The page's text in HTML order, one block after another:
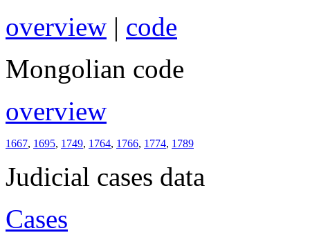
overview | code
Mongolian code
overview
1667, 1695, 1749, 1764, 1766, 1774, 1789
Judicial cases data
Cases